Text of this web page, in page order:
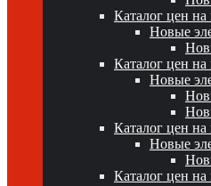
Каталог цен
Новые
Каталог цен
Новые
Каталог цен
Новые
Каталог цен